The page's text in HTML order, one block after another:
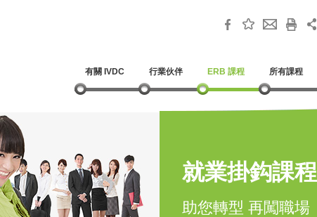
有關 IVDC 行業伙伴 ERB 課程 所有課程
就業掛鈎課程
助您轉型 再闖職場